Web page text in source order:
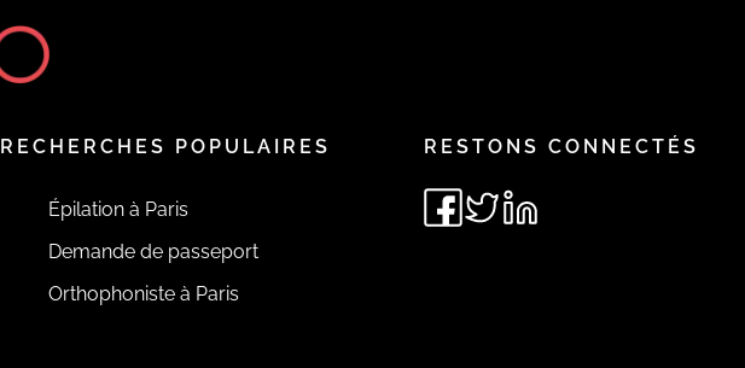
RECHERCHES POPULAIRES
Épilation à Paris
Demande de passeport
Orthophoniste à Paris
RESTONS CONNECTÉS